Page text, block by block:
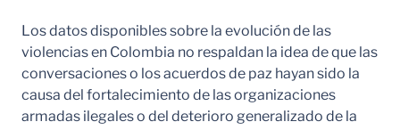
Los datos disponibles sobre la evolución de las
violencias en Colombia no respaldan la idea de que las
conversaciones o los acuerdos de paz hayan sido la
causa del fortalecimiento de las organizaciones
armadas ilegales o del deterioro generalizado de la